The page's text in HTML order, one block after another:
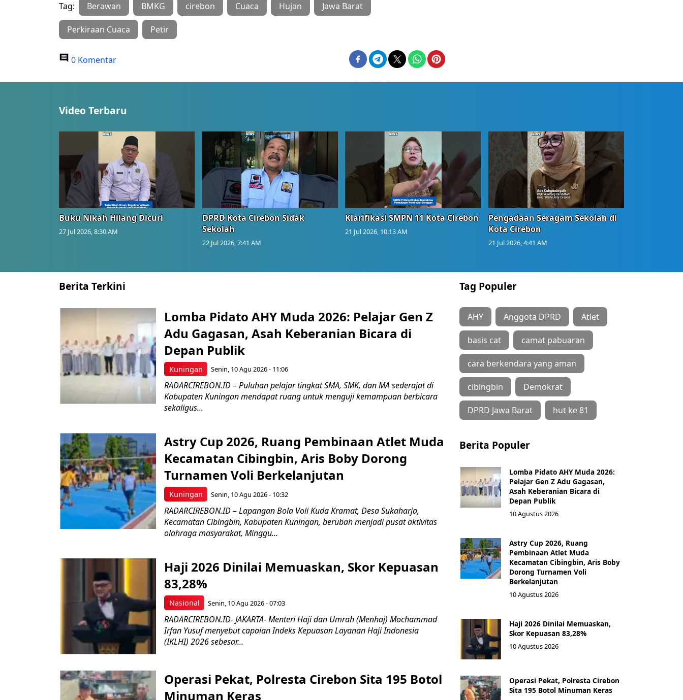
Tag: Berawan BMKG cirebon Cuaca Hujan Jawa Barat
Perkiraan Cuaca Petir
0 Komentar
Video Terbaru
Buku Nikah Hilang Dicuri
27 Jul 2026, 8:30 AM
DPRD Kota Cirebon Sidak
Sekolah
22 Jul 2026, 7:41 AM
Klarifikasi SMPN 11 Kota Cirebon
21 Jul 2026, 10:13 AM
Pengadaan Seragam Sekolah di
Kota Cirebon
21 Jul 2026, 4:41 AM
Berita Terkini
Kuningan
Lomba Pidato AHY Muda 2026: Pelajar Gen Z
Adu Gagasan, Asah Keberanian Bicara di
Depan Publik
Senin, 10 Agu 2026 - 11:06
RADARCIREBON.ID – Puluhan pelajar tingkat SMA, SMK, dan MA sederajat di
Kabupaten Kuningan mendapat ruang untuk menguji kemampuan berbicara
sekaligus...
Kuningan
Astry Cup 2026, Ruang Pembinaan Atlet Muda
Kecamatan Cibingbin, Aris Boby Dorong
Turnamen Voli Berkelanjutan
Senin, 10 Agu 2026 - 10:32
RADARCIREBON.ID – Lapangan Bola Voli Kuda Kramat, Desa Sukaharja,
Kecamatan Cibingbin, Kabupaten Kuningan, berubah menjadi pusat aktivitas
olahraga masyarakat, Minggu...
Nasional
Haji 2026 Dinilai Memuaskan, Skor Kepuasan
83,28%
Senin, 10 Agu 2026 - 07:03
RADARCIREBON.ID- JAKARTA- Menteri Haji dan Umrah (Menhaj) Mochammad
Irfan Yusuf menyebut capaian Indeks Kepuasan Layanan Haji Indonesia
(IKLHI) 2026 sebesar...
Operasi Pekat, Polresta Cirebon Sita 195 Botol
Minuman Keras
Tag Populer
AHY Anggota DPRD Atlet
basis cat camat pabuaran
cara berkendara yang aman
cibingbin Demokrat
DPRD Jawa Barat hut ke 81
Berita Populer
Lomba Pidato AHY Muda 2026:
Pelajar Gen Z Adu Gagasan,
Asah Keberanian Bicara di
Depan Publik
10 Agustus 2026
Astry Cup 2026, Ruang
Pembinaan Atlet Muda
Kecamatan Cibingbin, Aris Boby
Dorong Turnamen Voli
Berkelanjutan
10 Agustus 2026
Haji 2026 Dinilai Memuaskan,
Skor Kepuasan 83,28%
10 Agustus 2026
Operasi Pekat, Polresta Cirebon
Sita 195 Botol Minuman Keras